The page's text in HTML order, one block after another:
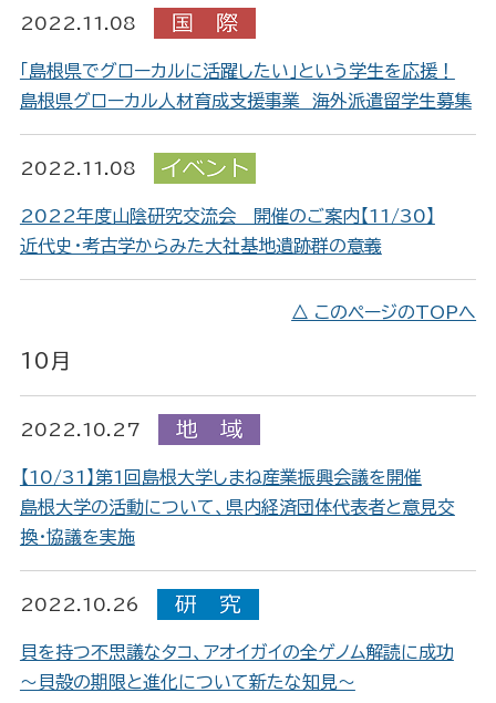
2022.11.08
「島根県でグローカルに活躍したい」という学生を応援！
島根県グローカル人材育成支援事業 海外派遣留学生募集
2022.11.08
2022年度山陰研究交流会 開催のご案内【11/30】
近代史・考古学からみた大社基地遺跡群の意義
△ このページのTOPへ
10月
2022.10.27
【10/31】第1回島根大学しまね産業振興会議を開催
島根大学の活動について、県内経済団体代表者と意見交
換・協議を実施
2022.10.26
貝を持つ不思議なタコ、アオイガイの全ゲノム解読に成功
～貝殻の期限と進化について新たな知見～